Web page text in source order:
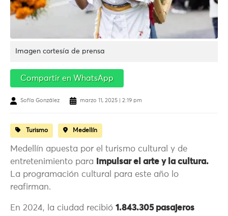
Imagen cortesía de prensa
Compartir en WhatsApp
Sofía González marzo 11, 2025 | 2:19 pm
Turismo Medellín
Medellín apuesta por el turismo cultural y de
entretenimiento para impulsar el arte y la cultura.
La programación cultural para este año lo
reafirman.
En 2024, la ciudad recibió 1.843.305 pasajeros